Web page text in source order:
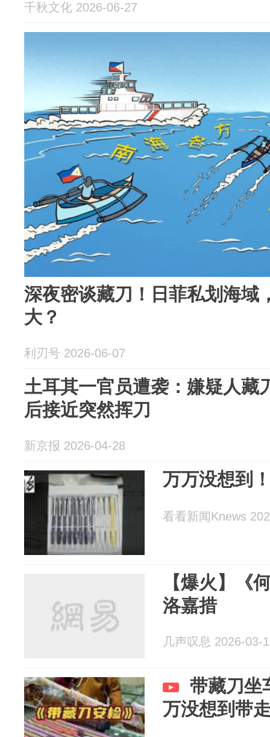
千秋文化 2026-06-27
深夜密谈藏刀！日菲私划海域
大？
利刃号 2026-06-07
土耳其一官员遭袭：嫌疑人藏
后接近突然挥刀
新京报 2026-04-28
万万没想到
看看新闻Knews
【爆火】《
洛嘉措
几声叹息 2026-03-
带藏刀坐
万没想到带